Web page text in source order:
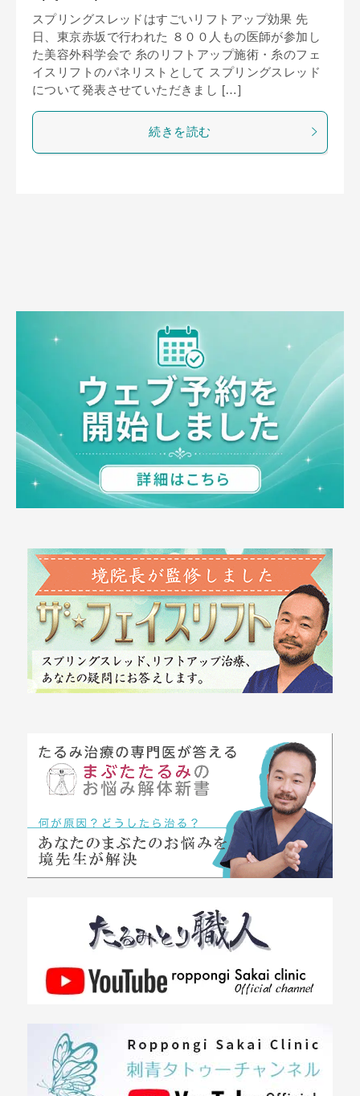
スプリングスレッドはすごいリフトアップ効果 先
日、東京赤坂で行われた ８００人もの医師が参加し
た美容外科学会で 糸のリフトアップ施術・糸のフェ
イスリフトのパネリストとして スプリングスレッド
について発表させていただきまし […]
続きを読む